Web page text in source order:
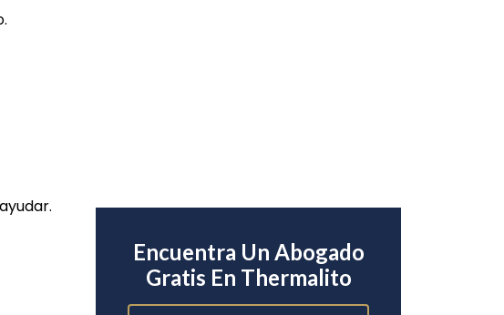
Encuentra Un Abogado
Gratis En Thermalito